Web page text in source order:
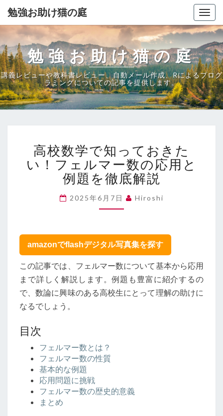
勉強お助け猫の庭
勉強お助け猫の庭
講義レビューや教科書レビュー、自動メール作成、Rによるプログ
ラミングについての記事を提供します。
校
数
学
で
知
っ
き
た
フ
ェ
ル
題
高校数学で知っておきた
い！フェルマー数の応用と
例題を徹底解説
2025年6月7日 Hiroshi
amazonでflashデジタル写真集を探す
この記事では、フェルマー数について基本から応用
まで詳しく解説します。例題も豊富に紹介するの
で、数論に興味のある高校生にとって理解の助けに
なるでしょう。
目次
フェルマー数とは？
フェルマー数の性質
基本的な例題
応用問題に挑戦
フェルマー数の歴史的意義
まとめ